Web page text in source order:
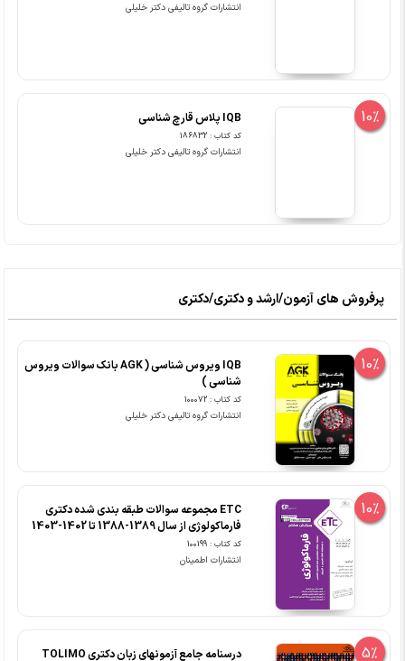
انتشارات گروه تالیفی دکتر خلیلی
10% IQB پلاس قارچ شناسی
کد کتاب : 186832
انتشارات گروه تالیفی دکتر خلیلی
پرفروش های آزمون/ارشد و دکتری/دکتری
10%
IQB ویروس شناسی ( AGK بانک سوالات ویروس
شناسی )
کد کتاب : 100072
انتشارات گروه تالیفی دکتر خلیلی
10%
ETC مجموعه سوالات طبقه بندی شده دکتری
فارماکولوژی از سال 1389-1388 تا 1402-1403
کد کتاب : 100199
انتشارات اطمینان
5% درسنامه جامع آزمونهای زبان دکتری TOLIMO